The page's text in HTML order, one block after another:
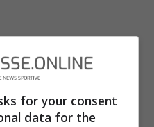
for your consent
data for the